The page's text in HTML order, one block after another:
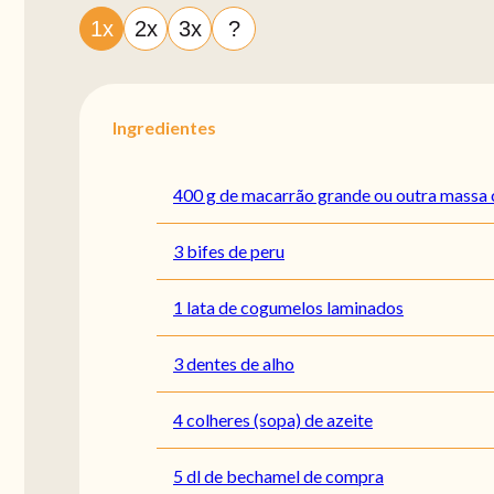
1x 2x 3x ?
Ingredientes
400 g de macarrão grande ou outra
3 bifes de peru
1 lata de cogumelos laminados
3 dentes de alho
4 colheres (sopa) de azeite
5 dl de bechamel de compra